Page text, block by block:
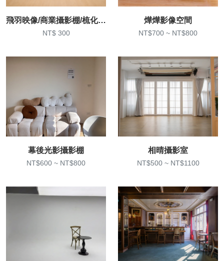
飛羽映像/商業攝影棚/梳化空間 租借
NT$ 300
燁燁影像空間
NT$700 ~ NT$800
幕後光影攝影棚
NT$600 ~ NT$800
相晴攝影室
NT$500 ~ NT$1100